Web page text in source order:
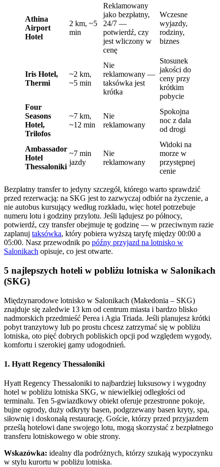
Athina
Airport
Hotel
2 km, ~5
min
Reklamowany
jako bezpłatny,
24/7 —
potwierdź, czy
jest wliczony w
cenę
Wczesne
wyjazdy,
rodziny,
biznes
Iris Hotel,
Thermi
~2 km,
~5 min
Nie
reklamowany —
taksówka jest
krótka
Stosunek
jakości do
ceny przy
krótkim
pobycie
Four
Seasons
Hotel,
Trilofos
~7 km,
~12 min
Nie
reklamowany
Spokojna
noc z dala
od drogi
Ambassador
Hotel
Thessaloniki
~7 min
jazdy
Nie
reklamowany
Widoki na
morze w
przystępnej
cenie
Bezpłatny transfer to jedyny szczegół, którego warto sprawdzić
przed rezerwacją: na SKG jest to zazwyczaj odbiór na życzenie, a
nie autobus kursujący według rozkładu, więc hotel potrzebuje
numeru lotu i godziny przylotu. Jeśli lądujesz po północy,
potwierdź, czy transfer obejmuje tę godzinę — w przeciwnym razie
zaplanuj taksówka, który pobiera wyższą taryfę między 00:00 a
05:00. Nasz przewodnik po późny przyjazd na lotnisko w
Salonikach opisuje, co jest otwarte.
5 najlepszych hoteli w pobliżu lotniska w Salonikach
(SKG)
Międzynarodowe lotnisko w Salonikach (Makedonia – SKG)
znajduje się zaledwie 13 km od centrum miasta i bardzo blisko
nadmorskich przedmieść Perea i Agia Triada. Jeśli planujesz krótki
pobyt tranzytowy lub po prostu chcesz zatrzymać się w pobliżu
lotniska, oto pięć dobrych pobliskich opcji pod względem wygody,
komfortu i szerokiej gamy udogodnień.
1. Hyatt Regency Thessaloniki
Hyatt Regency Thessaloniki to najbardziej luksusowy i wygodny
hotel w pobliżu lotniska SKG, w niewielkiej odległości od
terminalu. Ten 5-gwiazdkowy obiekt oferuje przestronne pokoje,
bujne ogrody, duży odkryty basen, podgrzewany basen kryty, spa,
siłownię i doskonałą restaurację. Goście, którzy przed przyjazdem
prześlą hotelowi dane swojego lotu, mogą skorzystać z bezpłatnego
transferu lotniskowego w obie strony.
Wskazówka: idealny dla podróżnych, którzy szukają wypoczynku
w stylu kurortu w pobliżu lotniska.